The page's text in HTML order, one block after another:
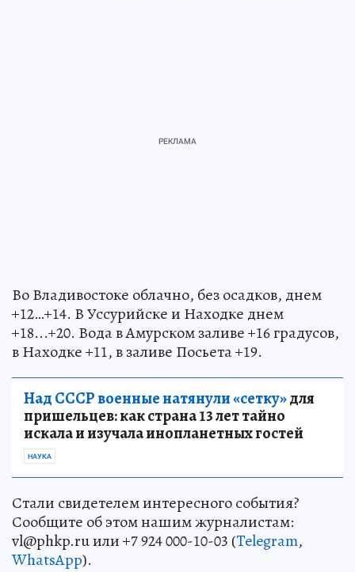
Во Владивостоке облачно, без осадков, днем
+12…+14. В Уссурийске и Находке днем
+18...+20. Вода в Амурском заливе +16 градусов,
в Находке +11, в заливе Посьета +19.
Над СССР военные натянули «сетку»для
пришельцев: как страна 13 лет тайно
искала и изучала инопланетных гостей
НАУКА
Стали свидетелем интересного события?
Сообщите об этом нашим журналистам:
vl@phkp.ru или +7 924 000-10-03 (Telegram,
WhatsApp).